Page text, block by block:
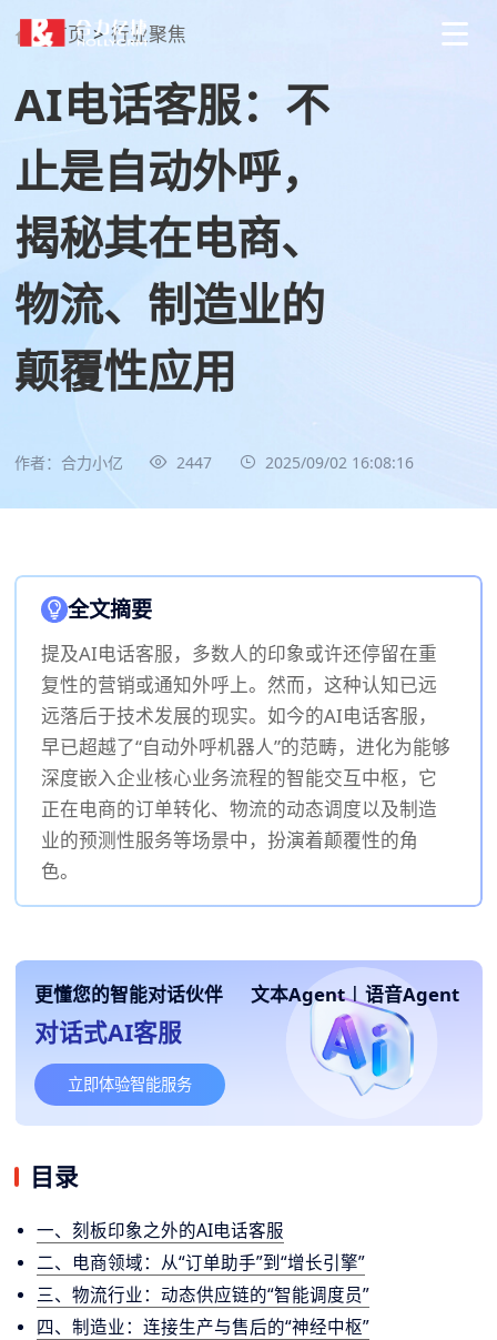
首页 > 行业聚焦
AI电话客服：不
止是自动外呼，
揭秘其在电商、
物流、制造业的
颠覆性应用
作者：合力小亿 2447 2025/09/02 16:08:16
全文摘要
提及AI电话客服，多数人的印象或许还停留在重
复性的营销或通知外呼上。然而，这种认知已远
远落后于技术发展的现实。如今的AI电话客服，
早已超越了“自动外呼机器人”的范畴，进化为能够
深度嵌入企业核心业务流程的智能交互中枢，它
正在电商的订单转化、物流的动态调度以及制造
业的预测性服务等场景中，扮演着颠覆性的角
色。
更懂您的智能对话伙伴 文本Agent | 语音Agent
对话式AI客服
立即体验智能服务
目录
一、刻板印象之外的AI电话客服
二、电商领域：从“订单助手”到“增长引擎”
三、物流行业：动态供应链的“智能调度员”
四、制造业：连接生产与售后的“神经中枢”